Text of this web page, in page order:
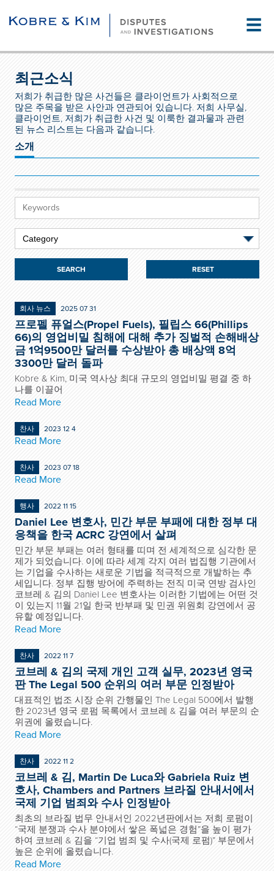
☰
최근소식
저희가 취급한 많은 사건들은 클라이언트가 사회적으로
많은 주목을 받은 사안과 연관되어 있습니다. 저희 사무실,
클라이언트, 저희가 취급한 사건 및 이룩한 결과물과 관련
된 뉴스 리스트는 다음과 같습니다.
소개
RESET
회사 뉴스 2025 07 31
프로펠 퓨얼스(Propel Fuels), 필립스 66(Phillips
66)의 영업비밀 침해에 대해 추가 징벌적 손해배상
금 1억9500만 달러를 수상받아 총 배상액 8억
3300만 달러 돌파
Kobre & Kim, 미국 역사상 최대 규모의 영업비밀 평결 중 하
나를 이끌어
Read More
찬사 2023 12 4
Read More
찬사 2023 07 18
Read More
행사 2022 11 15
Daniel Lee 변호사, 민간 부문 부패에 대한 정부 대
응책을 한국 ACRC 강연에서 살펴
민간 부문 부패는 여러 형태를 띠며 전 세계적으로 심각한 문
제가 되었습니다. 이에 따라 세계 각지 여러 법집행 기관에서
는 기업을 수사하는 새로운 기법을 적극적으로 개발하는 추
세입니다. 정부 집행 방어에 주력하는 전직 미국 연방 검사인
코브레 & 김의 Daniel Lee 변호사는 이러한 기법에는 어떤 것
이 있는지 11월 21일 한국 반부패 및 민권 위원회 강연에서 공
유할 예정입니다.
Read More
찬사 2022 11 7
코브레 & 김의 국제 개인 고객 실무, 2023년 영국
판 The Legal 500 순위의 여러 부문 인정받아
대표적인 법조 시장 순위 간행물인 The Legal 500에서 발행
한 2023년 영국 로펌 목록에서 코브레 & 김을 여러 부문의 순
위권에 올렸습니다.
Read More
찬사 2022 11 2
코브레 & 김, Martin De Luca와 Gabriela Ruiz 변
호사, Chambers and Partners 브라질 안내서에서
국제 기업 범죄와 수사 인정받아
최초의 브라질 법무 안내서인 2022년판에서는 저희 로펌이
“국제 분쟁과 수사 분야에서 쌓은 폭넓은 경험”을 높이 평가
하여 코브레 & 김을 “기업 범죄 및 수사(국제 로펌)” 부문에서
높은 순위에 올렸습니다.
Read More